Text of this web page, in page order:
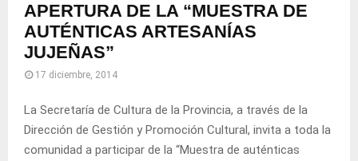
APERTURA DE LA “MUESTRA DE
AUTÉNTICAS ARTESANÍAS
JUJEÑAS”
17 diciembre, 2014
La Secretaría de Cultura de la Provincia, a través de la
Dirección de Gestión y Promoción Cultural, invita a toda la
comunidad a participar de la “Muestra de auténticas